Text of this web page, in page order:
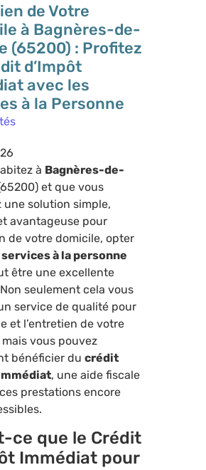
de Votre
à Bagnères-de-
(65200) : Profitez
d’Impôt
avec les
à la Personne
à Bagnères-de-
et que vous
une solution simple,
avantageuse pour
de votre domicile, opter
services à la personne
être une excellente
seulement cela vous
service de qualité pour
et l’entretien de votre
vous pouvez
bénéficier du crédit
, une aide fiscale
prestations encore
ce que le Crédit
Immédiat pour